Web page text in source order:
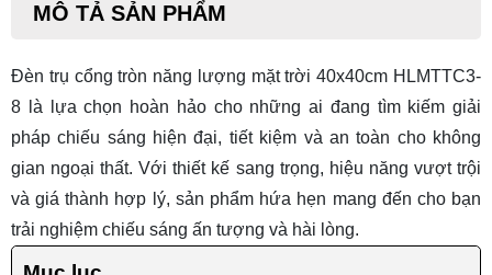
MÔ TẢ SẢN PHẨM
Đèn trụ cổng tròn năng lượng mặt trời 40x40cm HLMTTC3-
8 là lựa chọn hoàn hảo cho những ai đang tìm kiếm giải
pháp chiếu sáng hiện đại, tiết kiệm và an toàn cho không
gian ngoại thất. Với thiết kế sang trọng, hiệu năng vượt trội
và giá thành hợp lý, sản phẩm hứa hẹn mang đến cho bạn
trải nghiệm chiếu sáng ấn tượng và hài lòng.